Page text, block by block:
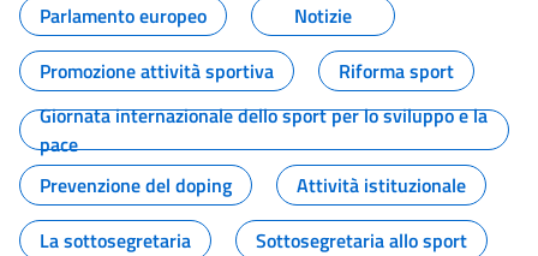
Parlamento europeo
Notizie
Promozione attività sportiva
Riforma sport
Giornata internazionale dello sport per lo sviluppo e la
pace
Prevenzione del doping
Attività istituzionale
La sottosegretaria
Sottosegretaria allo sport